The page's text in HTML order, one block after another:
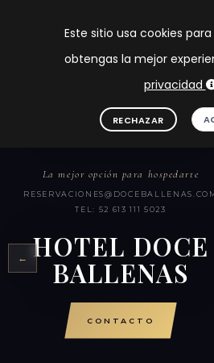
HABITACIONES
ATRACCION DEL AREA
CONTACTO
ENTRAR
La mejor opción para hospedarte
TEL: 52 613 111 5023
HOTEL DOCE
BALLENAS
CONTACTO
←
Este sitio usa cookies
obtengas la mejor
privacidad
RECHAZAR